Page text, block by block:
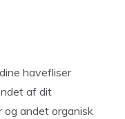
havefliser
af dit
og andet organisk